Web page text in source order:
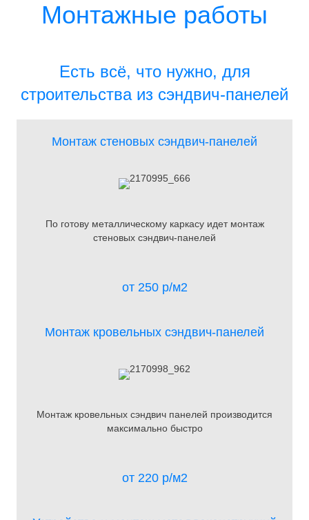
Монтажные работы
Есть всё, что нужно, для
строительства из сэндвич-панелей
Монтаж стеновых сэндвич-панелей
По готову металлическому каркасу идет монтаж
стеновых сэндвич-панелей
от 250 р/м2
Монтаж кровельных сэндвич-панелей
Монтаж кровельных сэндвич панелей производится
максимально быстро
от 220 р/м2